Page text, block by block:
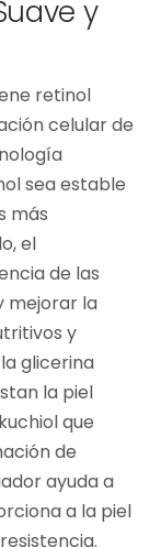
y
retinol
celular de
sea estable
más
el
de las
mejorar la
y
glicerina
la piel
que
de
ayuda a
a la piel